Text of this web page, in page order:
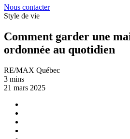
Nous contacter
Style de vie
Comment garder une
ordonnée au quotidien
RE/MAX Québec
3 mins
21 mars 2025